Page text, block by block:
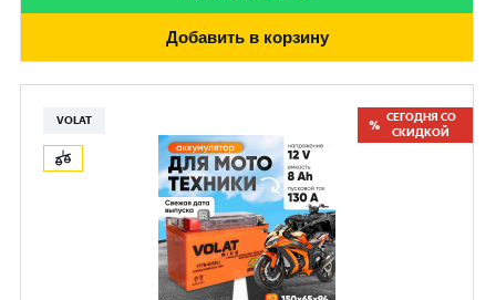
Добавить в корзину
VOLAT
СЕГОДНЯ СО
СКИДКОЙ